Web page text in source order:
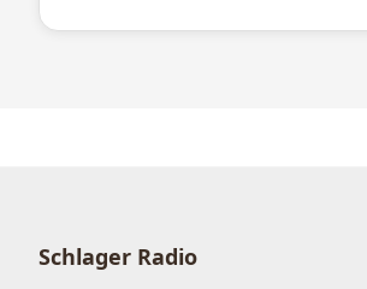
Schlager Radio